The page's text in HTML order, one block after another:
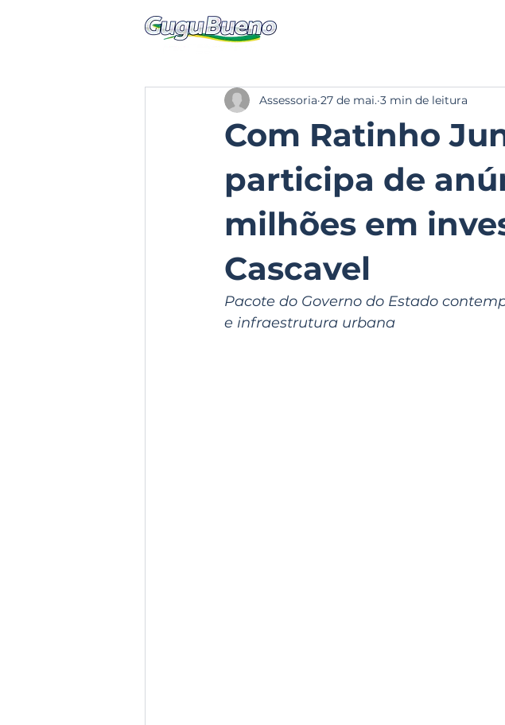
Com Ratinho
participa de
milhões em
Cascavel
Assessoria 27 de mai. 3 min de leitura
Pacote do Governo do Estado
e infraestrutura urbana